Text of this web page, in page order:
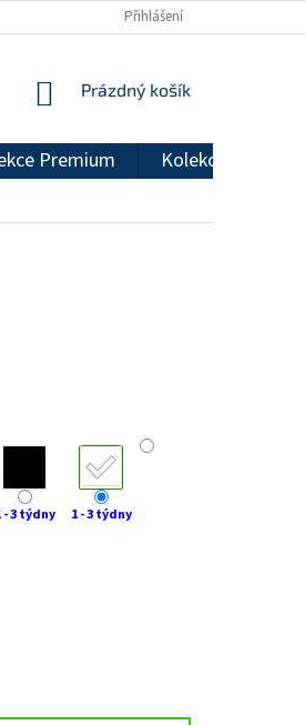
REKLAMAČNÍ ŘÁD
Přihlášení
NÁKUPNÍ
Prázdný košík
Premium Kolekce
- 3 týdny 1 - 3 týdny